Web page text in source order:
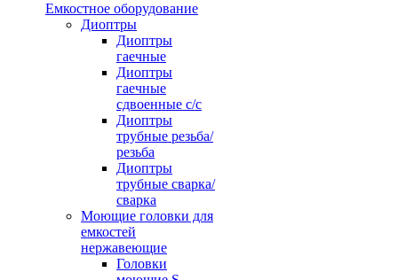
Емкостное оборудование
Диоптры
Диоптры
гаечные
Диоптры
гаечные
сдвоенные c/c
Диоптры
трубные резьба/
резьба
Диоптры
трубные сварка/
сварка
Моющие головки для
емкостей
нержавеющие
Головки